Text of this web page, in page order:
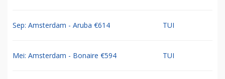
Sep: Amsterdam - Aruba €614 TUI
Mei: Amsterdam - Bonaire €594 TUI